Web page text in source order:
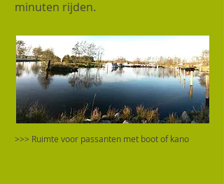
minuten rijden.
>>> Ruimte voor passanten met boot of kano